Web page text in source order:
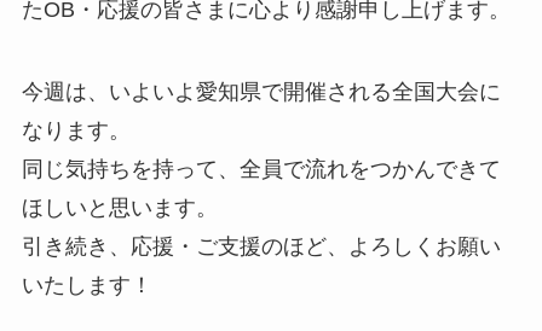
たOB・応援の皆さまに心より感謝申し上げます。
今週は、いよいよ愛知県で開催される全国大会に
なります。
同じ気持ちを持って、全員で流れをつかんできて
ほしいと思います。
引き続き、応援・ご支援のほど、よろしくお願い
いたします！